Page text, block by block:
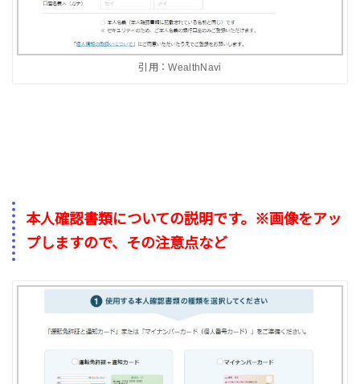
引用：WealthNavi
本人確認書類についての説明です。※画像をアッ
プしますので、その注意点など